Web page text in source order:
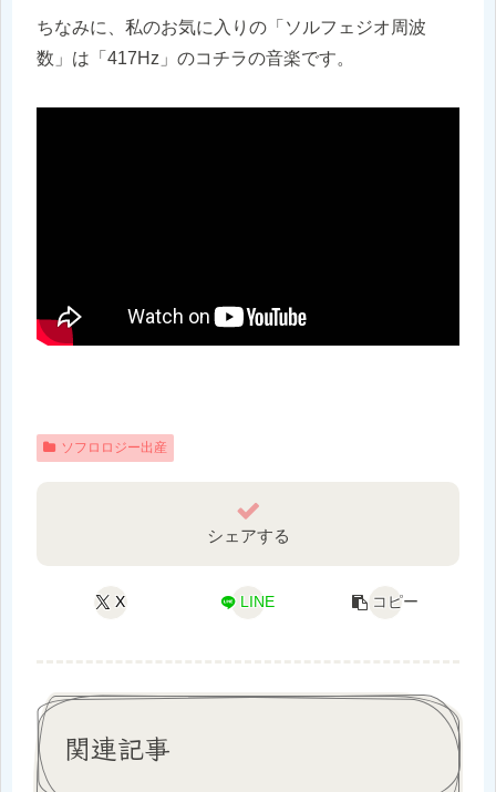
ちなみに、私のお気に入りの「ソルフェジオ周波
数」は「417Hz」のコチラの音楽です。
ソフロロジー出産
シェアする
X LINE コピー
関連記事